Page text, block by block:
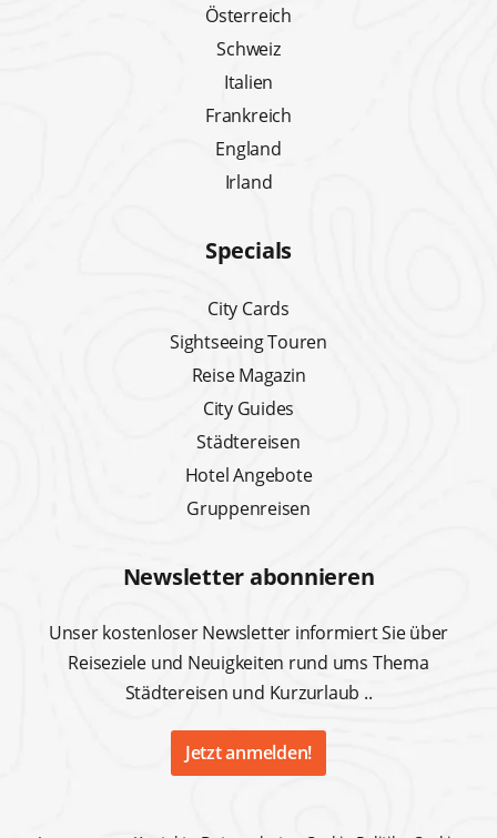
Österreich
Schweiz
Italien
Frankreich
England
Irland
Specials
City Cards
Sightseeing Touren
Reise Magazin
City Guides
Städtereisen
Hotel Angebote
Gruppenreisen
Newsletter abonnieren
Unser kostenloser Newsletter informiert Sie über
Reiseziele und Neuigkeiten rund ums Thema
Städtereisen und Kurzurlaub ..
Jetzt anmelden!